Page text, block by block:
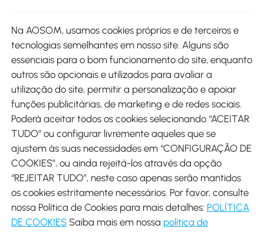
Métodos de pagamento
Envio
Descarregar Aosom App
Google Play
Na AOSOM, usamos cookies próprios e de terceiros e
tecnologias semelhantes em nosso site. Alguns são
essenciais para o bom funcionamento do site, enquanto
outros são opcionais e utilizados para avaliar a
utilização do site, permitir a personalização e apoiar
funções publicitárias, de marketing e de redes sociais.
Poderá aceitar todos os cookies selecionando “ACEITAR
TUDO” ou configurar livremente aqueles que se
ajustem às suas necessidades em “CONFIGURAÇÃO DE
COOKIES”, ou ainda rejeitá-los através da opção
“REJEITAR TUDO”, neste caso apenas serão mantidos
os cookies estritamente necessários. Por favor, consulte
nossa Política de Cookies para mais detalhes: POLÍTICA
DE COOKIES Saiba mais em nossa política de